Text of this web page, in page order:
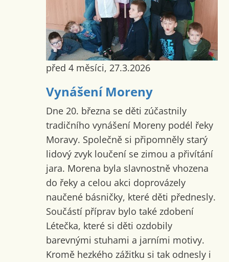
před 4 měsíci, 27.3.2026
Vynášení Moreny
Dne 20. března se děti zúčastnily
tradičního vynášení Moreny podél řeky
Moravy. Společně si připomněly starý
lidový zvyk loučení se zimou a přivítání
jara. Morena byla slavnostně vhozena
do řeky a celou akci doprovázely
naučené básničky, které děti přednesly.
Součástí příprav bylo také zdobení
Létečka, které si děti ozdobily
barevnými stuhami a jarními motivy.
Kromě hezkého zážitku si tak odnesly i